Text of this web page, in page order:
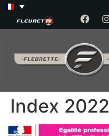
Index 2022